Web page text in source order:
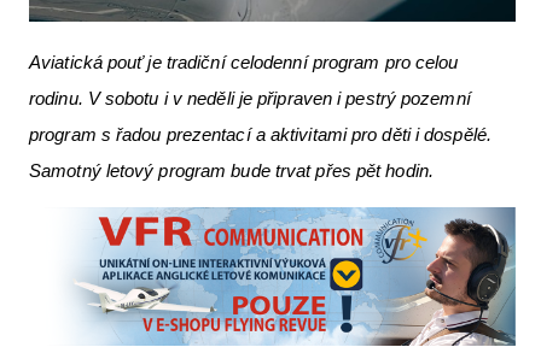
Aviatická pouť je tradiční celodenní program pro celou
rodinu. V sobotu i v neděli je připraven i pestrý pozemní
program s řadou prezentací a aktivitami pro děti i dospělé.
Samotný letový program bude trvat přes pět hodin.